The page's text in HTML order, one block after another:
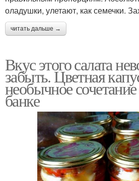
оладушки, улетают, как семечки.
читать дальше →
Вкус этого салата
забыть. Цветная
необычное
банке